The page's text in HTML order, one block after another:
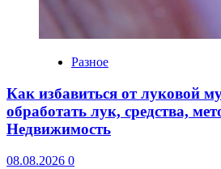
Разное
Как избавиться от луковой
обработать лук, средства,
Недвижимость
08.08.2026 0